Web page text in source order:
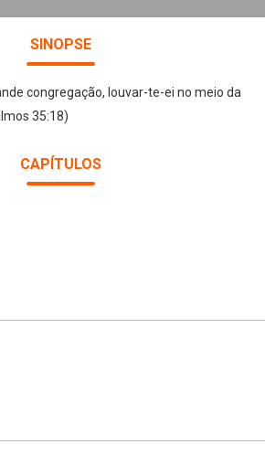
SINOPSE
congregação, louvar-te-ei no meio da
35:18​)
CAPÍTULOS